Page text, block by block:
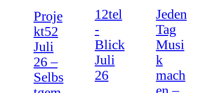
Proje
kt52
Juli
26 –
Selbs
12tel
-
Blick
Juli
26
Jeden
Tag
Musi
k
mach